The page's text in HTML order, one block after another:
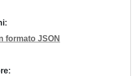
formato JSON